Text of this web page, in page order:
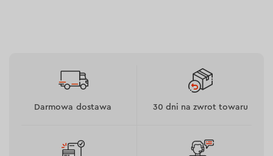
tlenku glinu (Al2O3 — 97-99%).
Darmowa dostawa 30 dni na zwrot towaru